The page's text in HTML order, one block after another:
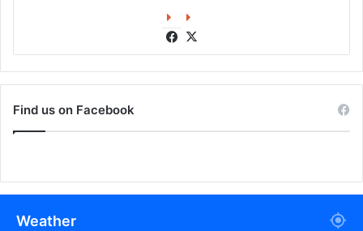
Facebook
Find us on Facebook
Weather